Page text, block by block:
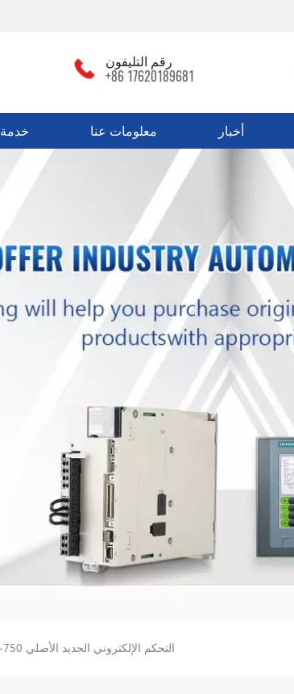
رقم التليفون
+86 17620189681
خدمة معلومات عنا أخبار
WAGO التحكم الإلكتروني الجديد الأصلي 750-456